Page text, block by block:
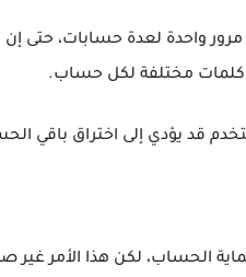
مرور واحدة لعدة حسابات،
كلمات مختلفة لكل حساب.
قد يؤدي إلى اختراق باقي
الحساب، لكن هذا الأمر غير